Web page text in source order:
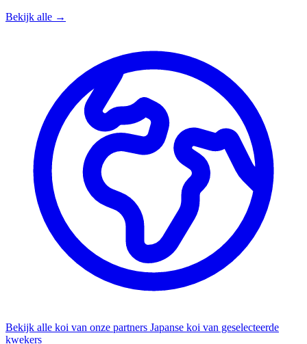
Bekijk alle →
Bekijk alle koi van onze partners Japanse koi van geselecteerde
kwekers